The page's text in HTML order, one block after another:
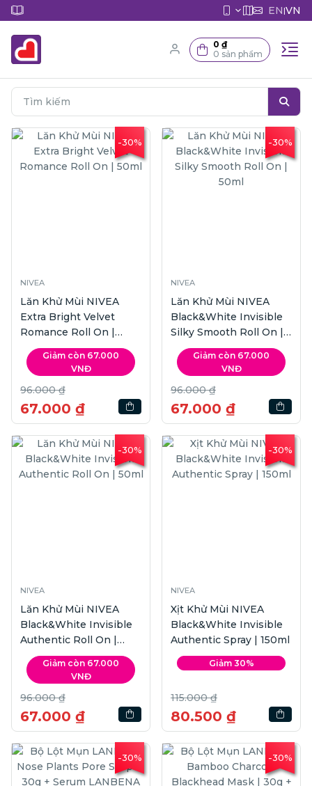
EN|VN
0 ₫
0 sản phẩm
-30%
NIVEA
Lăn Khử Mùi NIVEA
Extra Bright Velvet
Romance Roll On |
50ml
Giảm còn 67.000
VNĐ
96.000 ₫
67.000 ₫
-30%
NIVEA
Lăn Khử Mùi NIVEA
Black&White Invisible
Silky Smooth Roll On |
50ml
Giảm còn 67.000
VNĐ
96.000 ₫
67.000 ₫
-30%
NIVEA
Lăn Khử Mùi NIVEA
Black&White Invisible
Authentic Roll On |
50ml
Giảm còn 67.000
VNĐ
96.000 ₫
67.000 ₫
-30%
NIVEA
Xịt Khử Mùi NIVEA
Black&White Invisible
Authentic Spray | 150ml
Giảm 30%
115.000 ₫
80.500 ₫
-30% -30%